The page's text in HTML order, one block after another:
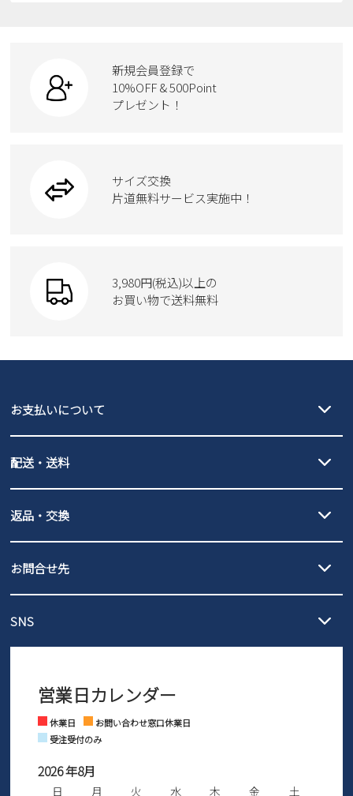
カジュアルシューズ
ワークシューズ
ウェア
moz
ローファー
ブーツ
Parade
GAP
スクール
new balance
瞬足
ボディバッグ
ハンドバッグ
トートバッグ
ケア用品
新規会員登録で
10%OFF & 500Point
プレゼント！
サイズ交換
片道無料サービス実施中！
3,980円(税込)以上の
お買い物で送料無料
お支払いについて
PayPay（オンライン決済）、代金引換のご利用が可能です。
配送・送料
北海道・本州・四国・九州…550円
3,980円（税込）以上お買い上げで送料無料
発送日・送料詳細については
ご利用ください。
全国一律…220円（税込）
発送日・送料詳細についてはご利用ガイドを
ご利用ください。
返品・交換
の片道無料サービスを実施中！
ントとしても安心してご利用いただけるよう、サイズ交換の受付期
さい。
お問合せ先
営業時間：11時～17時
※土日祝はお問い合わせ窓口休業日となります。
SNS
Facebook Instagram
営業日カレンダー
休業日
お問い合わせ窓口休業日
受注受付のみ
2026 年8月
日 月 火 水 木 金
土